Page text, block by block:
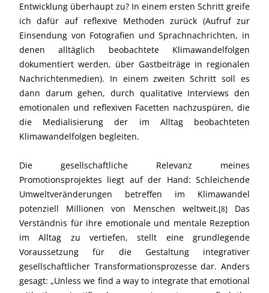
Entwicklung überhaupt zu? In einem ersten Schritt greife
ich dafür auf reflexive Methoden zurück (Aufruf zur
Einsendung von Fotografien und Sprachnachrichten, in
denen alltäglich beobachtete Klimawandelfolgen
dokumentiert werden, über Gastbeiträge in regionalen
Nachrichtenmedien). In einem zweiten Schritt soll es
dann darum gehen, durch qualitative Interviews den
emotionalen und reflexiven Facetten nachzuspüren, die
die Medialisierung der im Alltag beobachteten
Klimawandelfolgen begleiten.
Die gesellschaftliche Relevanz meines
Promotionsprojektes liegt auf der Hand: Schleichende
Umweltveränderungen betreffen im Klimawandel
potenziell Millionen von Menschen weltweit.[8]
Das
Verständnis für ihre emotionale und mentale Rezeption
im Alltag zu vertiefen, stellt eine grundlegende
Voraussetzung für die Gestaltung integrativer
gesellschaftlicher Transformationsprozesse dar. Anders
gesagt: „Unless we find a way to integrate that emotional